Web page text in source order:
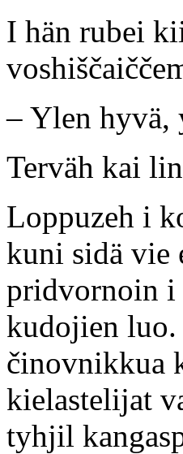
I hän rubei
– Ylen hyvä,
Terväh kai
Loppuzeh i
kuni sidä vie
pridvornoin i
kudojien
činovnikkua
kielastelijat
tyhjil